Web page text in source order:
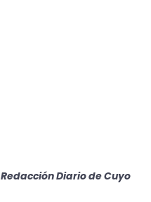
Redacción Diario de Cuyo